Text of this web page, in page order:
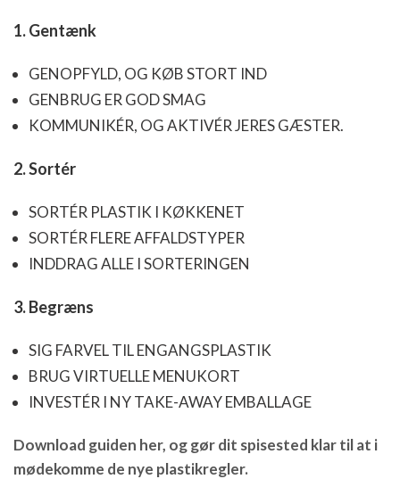
1. Gentænk
GENOPFYLD, OG KØB STORT IND
GENBRUG ER GOD SMAG
KOMMUNIKÉR, OG AKTIVÉR JERES GÆSTER.
2. Sortér
SORTÉR PLASTIK I KØKKENET
SORTÉR FLERE AFFALDSTYPER
INDDRAG ALLE I SORTERINGEN
3. Begræns
SIG FARVEL TIL ENGANGSPLASTIK
BRUG VIRTUELLE MENUKORT
INVESTÉR I NY TAKE-AWAY EMBALLAGE
Download guiden her, og gør dit spisested klar til at i
mødekomme de nye plastikregler.